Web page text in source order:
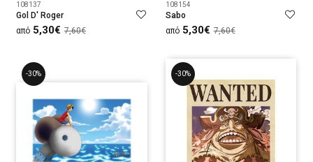
108137
Gol D' Roger
από 5,30€ 7,60€
108154
Sabo
από 5,30€ 7,60€
-30% -30%